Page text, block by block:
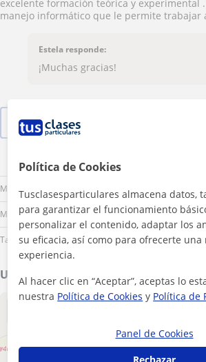
excelente formación teórica y experimental
manejo informático que le permite trabajar
Estela responde:
¡Muchas gracias!
Lu
Mañana
Mediodía
Tarde
Ubicación de mis clases
Política de Cookies
Tusclasesparticulares almacena datos,
para garantizar el funcionamiento
personalizar el contenido, adaptar los
su eficacia, así como para ofrecerte una
experiencia.
Al hacer clic en “Aceptar”, aceptas lo
nuestra Política de Cookies y Política de
Panel de Cookies